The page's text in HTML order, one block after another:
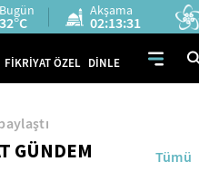
Bugün
32°C
Akşama
02:13:30
FİKRİYAT ÖZEL DİNLE
GÜNDEM Tümü